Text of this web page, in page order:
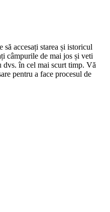
să accesați starea și istoricul
câmpurile de mai jos și veti
în cel mai scurt timp. Vă
pentru a face procesul de